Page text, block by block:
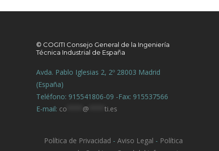
© COGITI Consejo General de la Ingeniería
Técnica Industrial de España
Avda. Pablo Iglesias 2, 2º 28003 Madrid
(España)
Teléfono: 915541806-09 -Fax: 915537566
E-mail: co @ ti.es
Política de Privacidad - Aviso Legal - Política